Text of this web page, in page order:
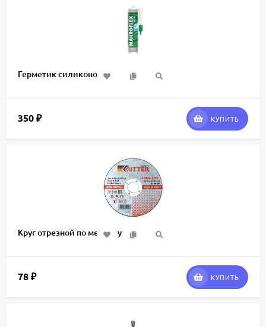
Герметик силиконовый
350 ₽ КУПИТЬ
Круг отрезной по металлу
78 ₽ КУПИТЬ